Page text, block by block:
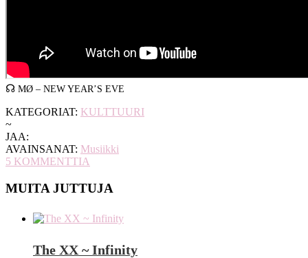
☊ MØ – NEW YEAR’S EVE
KATEGORIAT: KULTTUURI
~
JAA:
AVAINSANAT: Musiikki
5 KOMMENTTIA
MUITA JUTTUJA
The XX ~ Infinity